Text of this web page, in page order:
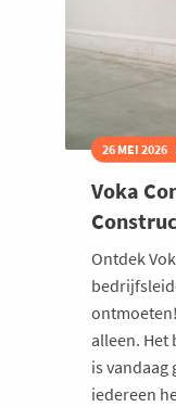
26 MEI 2026
Voka
Ontdek
alleen. Het
is vandaag
iedereen